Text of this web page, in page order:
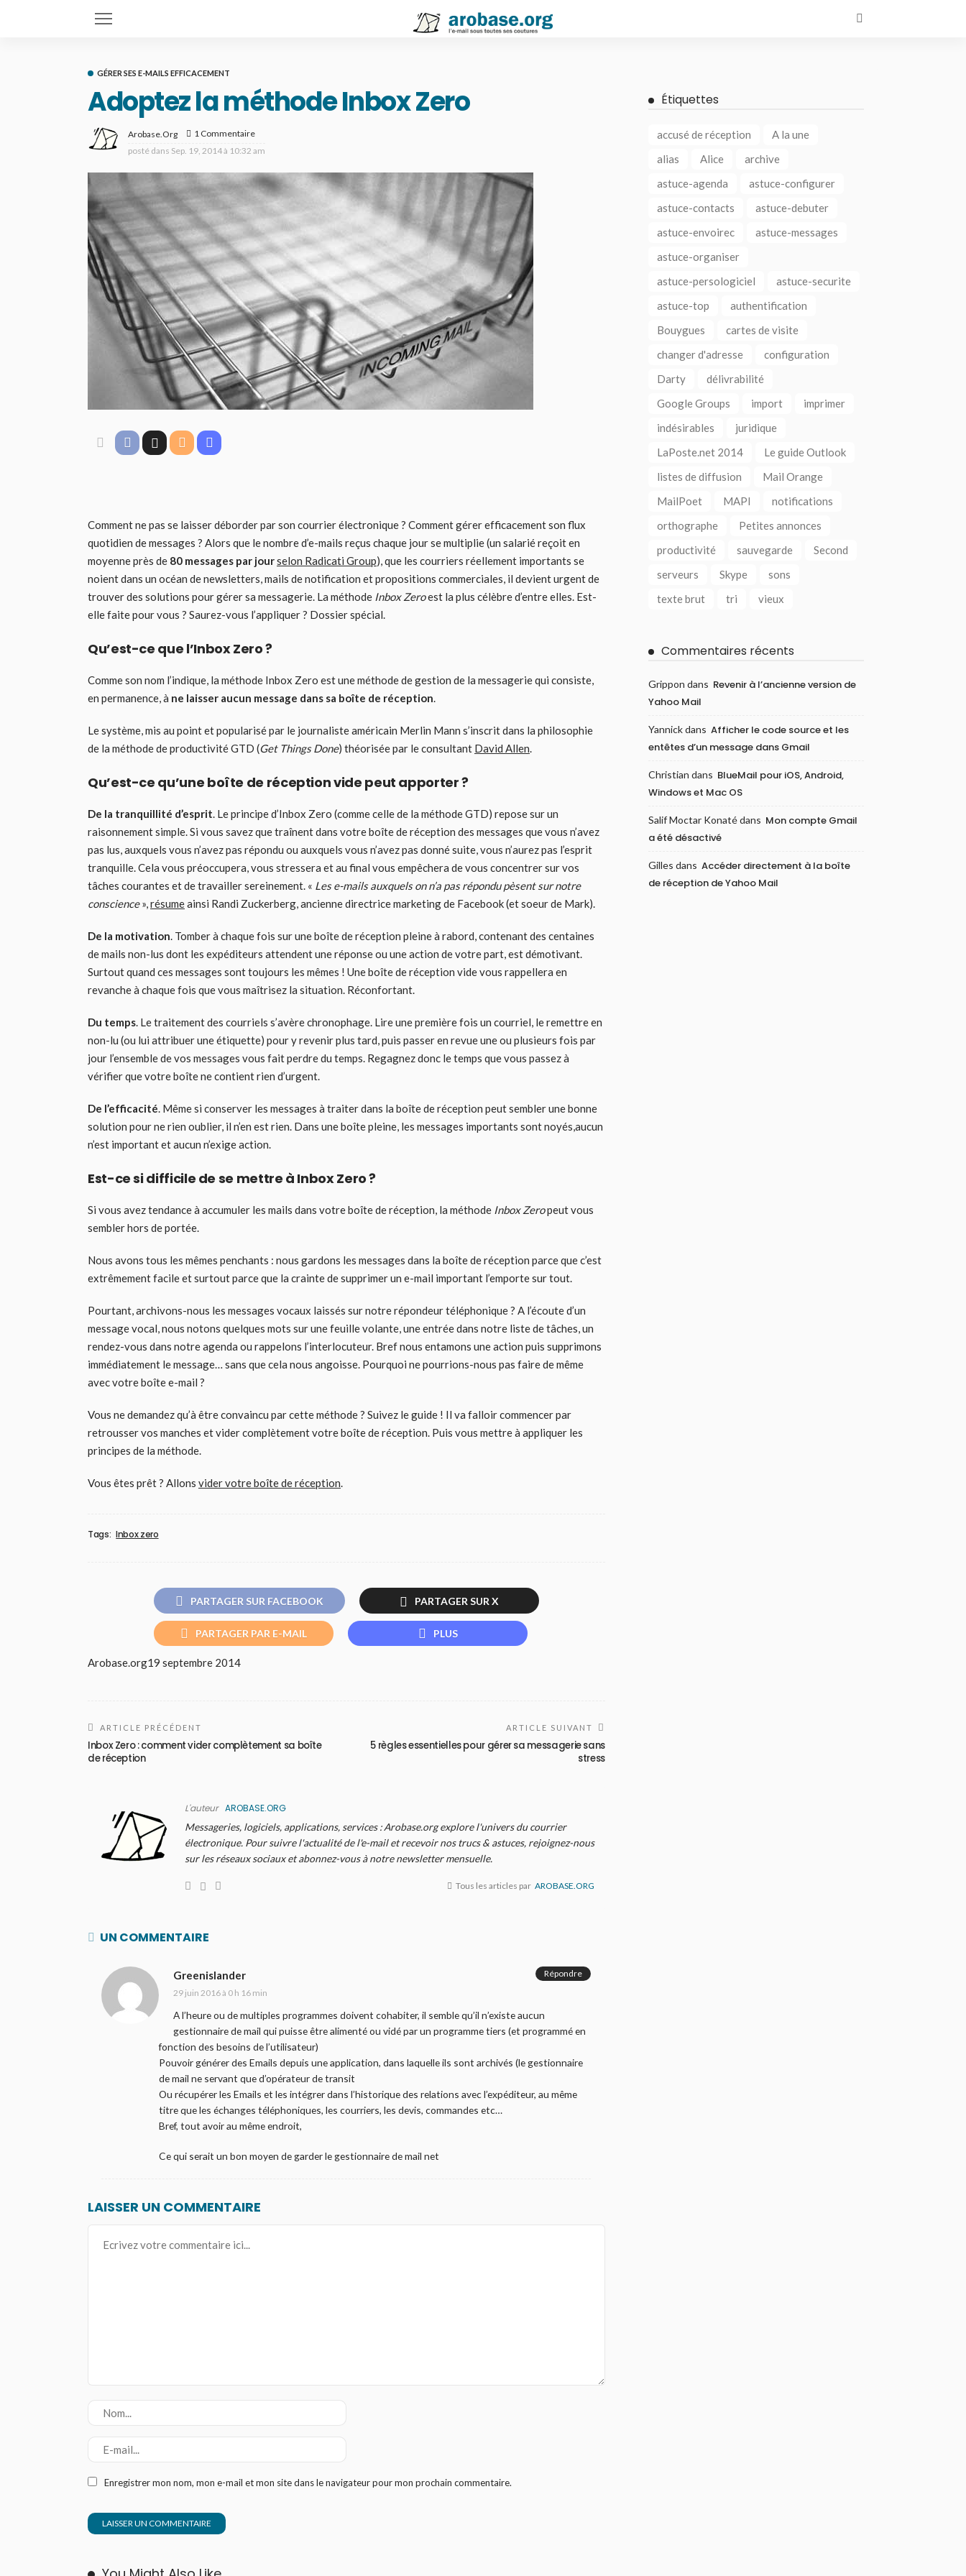
GÉRER SES E-MAILS EFFICACEMENT
Adoptez la méthode Inbox Zero
Arobase.org
1 Commentaire
posté dans Sep. 19, 2014 à 10:32 am
Comment ne pas se laisser déborder par son courrier électronique ? Comment gérer efficacement son flux
quotidien de messages ? Alors que le nombre d’e-mails reçus chaque jour se multiplie (un salarié reçoit en
moyenne près de 80 messages par jourselon Radicati Group), que les courriers réellement importants se
noient dans un océan de newsletters, mails de notification et propositions commerciales, il devient urgent de
trouver des solutions pour gérer sa messagerie. La méthode Inbox Zeroest la plus célèbre d’entre elles. Est-
elle faite pour vous ? Saurez-vous l’appliquer ? Dossier spécial.
Qu’est-ce que l’Inbox Zero ?
Comme son nom l’indique, la méthode Inbox Zero est une méthode de gestion de la messagerie qui consiste,
en permanence, à ne laisser aucun message dans sa boîte de réception.
Le système, mis au point et popularisé par le journaliste américain Merlin Mann s’inscrit dans la philosophie
de la méthode de productivité GTD (Get Things Done) théorisée par le consultant David Allen.
Qu’est-ce qu’une boîte de réception vide peut apporter ?
De la tranquillité d’esprit. Le principe d’Inbox Zero (comme celle de la méthode GTD) repose sur un
raisonnement simple. Si vous savez que traînent dans votre boîte de réception des messages que vous n’avez
pas lus, auxquels vous n’avez pas répondu ou auxquels vous n’avez pas donné suite, vous n’aurez pas l’esprit
tranquille. Cela vous préoccupera, vous stressera et au final vous empêchera de vous concentrer sur vos
tâches courantes et de travailler sereinement. « Les e-mails auxquels on n’a pas répondu pèsent sur notre
conscience»,résumeainsi Randi Zuckerberg, ancienne directrice marketing de Facebook (et soeur de Mark).
De la motivation. Tomber à chaque fois sur une boîte de réception pleine à rabord, contenant des centaines
de mails non-lus dont les expéditeurs attendent une réponse ou une action de votre part, est démotivant.
Surtout quand ces messages sont toujours les mêmes ! Une boîte de réception vide vous rappellera en
revanche à chaque fois que vous maîtrisez la situation. Réconfortant.
Du temps. Le traitement des courriels s’avère chronophage. Lire une première fois un courriel, le remettre en
non-lu (ou lui attribuer une étiquette) pour y revenir plus tard, puis passer en revue une ou plusieurs fois par
jour l’ensemble de vos messages vous fait perdre du temps. Regagnez donc le temps que vous passez à
vérifier que votre boîte ne contient rien d’urgent.
De l’efficacité. Même si conserver les messages à traiter dans la boîte de réception peut sembler une bonne
solution pour ne rien oublier, il n’en est rien. Dans une boîte pleine, les messages importants sont noyés,aucun
n’est important et aucun n’exige action.
Est-ce si difficile de se mettre à Inbox Zero ?
Si vous avez tendance à accumuler les mails dans votre boîte de réception, la méthode Inbox Zeropeut vous
sembler hors de portée.
Nous avons tous les mêmes penchants : nous gardons les messages dans la boîte de réception parce que c’est
extrêmement facile et surtout parce que la crainte de supprimer un e-mail important l’emporte sur tout.
Pourtant, archivons-nous les messages vocaux laissés sur notre répondeur téléphonique ? A l’écoute d’un
message vocal, nous notons quelques mots sur une feuille volante, une entrée dans notre liste de tâches, un
rendez-vous dans notre agenda ou rappelons l’interlocuteur. Bref nous entamons une action puis supprimons
immédiatement le message… sans que cela nous angoisse. Pourquoi ne pourrions-nous pas faire de même
avec votre boîte e-mail ?
Vous ne demandez qu’à être convaincu par cette méthode ? Suivez le guide ! Il va falloir commencer par
retrousser vos manches et vider complètement votre boîte de réception. Puis vous mettre à appliquer les
principes de la méthode.
Vous êtes prêt ? Allons vider votre boîte de réception.
Tags: Inbox zero
PARTAGER SUR FACEBOOK PARTAGER SUR X
PARTAGER PAR E-MAIL PLUS
Arobase.org19 septembre 2014
ARTICLE PRÉCÉDENT
Inbox Zero : comment vider complètement sa boîte
de réception
ARTICLE SUIVANT
5 règles essentielles pour gérer sa messagerie sans
stress
L'auteur AROBASE.ORG
Messageries, logiciels, applications, services : Arobase.org explore l'univers du courrier
électronique. Pour suivre l'actualité de l'e-mail et recevoir nos trucs & astuces, rejoignez-nous
sur les réseaux sociaux et abonnez-vous à notre newsletter mensuelle.
Tous les articles par AROBASE.ORG
UN COMMENTAIRE
Greenislander
29 juin 2016 à 0 h 16 min
A l’heure ou de multiples programmes doivent cohabiter, il semble qu’il n’existe aucun
gestionnaire de mail qui puisse être alimenté ou vidé par un programme tiers (et programmé en
fonction des besoins de l’utilisateur)
Pouvoir générer des Emails depuis une application, dans laquelle ils sont archivés (le gestionnaire
de mail ne servant que d’opérateur de transit
Ou récupérer les Emails et les intégrer dans l’historique des relations avec l’expéditeur, au même
titre que les échanges téléphoniques, les courriers, les devis, commandes etc…
Bref, tout avoir au même endroit,
Ce qui serait un bon moyen de garder le gestionnaire de mail net
Répondre
LAISSER UN COMMENTAIRE
Enregistrer mon nom, mon e-mail et mon site dans le navigateur pour mon prochain commentaire.
Étiquettes
accusé de réception
A la une
alias
Alice
archive
astuce-agenda
astuce-configurer
astuce-contacts
astuce-debuter
astuce-envoirec
astuce-messages
astuce-organiser
astuce-persologiciel
astuce-securite
astuce-top
authentification
Bouygues
cartes de visite
changer d'adresse
configuration
Darty
délivrabilité
Google Groups
import
imprimer
indésirables
juridique
LaPoste.net 2014
Le guide Outlook
listes de diffusion
Mail Orange
MailPoet
MAPI
notifications
orthographe
Petites annonces
productivité
sauvegarde
Second
serveurs
Skype
sons
texte brut
tri vieux
Commentaires récents
Grippon dans Revenir à l’ancienne version de
Yahoo Mail
Yannickdans Afficher le code source et les
entêtes d’un message dans Gmail
Christian dans BlueMail pour iOS, Android,
Windows et Mac OS
Salif Moctar Konatédans Mon compte Gmail
a été désactivé
Gilles dans Accéder directement à la boîte
de réception de Yahoo Mail